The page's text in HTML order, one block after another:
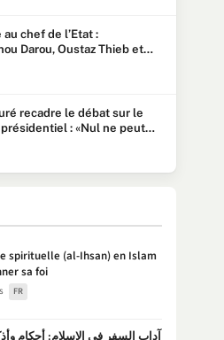
chef de l’Etat :
Darou, Oustaz Thieb et
lourdement
recadre le débat sur le
: «Nul ne peut
de deux mandats
de 5 ans»
spirituelle (al-Ihsan) en Islam
sa foi
FR
آداب السفر في الإسلام: أحكام